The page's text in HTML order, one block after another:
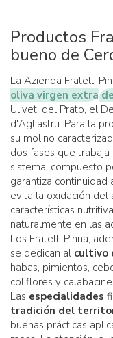
Productos
bueno de
La Azienda Fratelli
oliva virgen extra
Uliveti del Prato, el
d'Agliastru. Para la
su molino
dos fases que
sistema, compuesto
garantiza
evita la oxidación del
características
naturalmente en las
Los Fratelli Pinna,
se dedican al cultivo
habas, pimientos,
coliflores y
Las especialidades
tradición del
buenas prácticas